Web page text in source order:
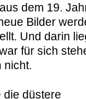
dem 19.
Bilder
Und darin
für sich
nicht.
die düstere